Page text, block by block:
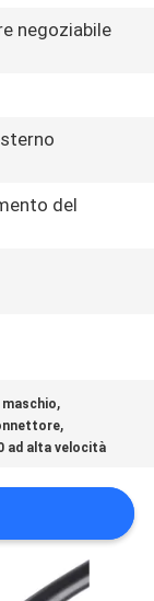
negoziabile
del
maschio,
,
ad alta velocità